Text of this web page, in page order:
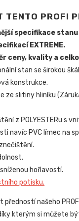
TENTO PROFI
specifikace
EXTREME.
ceny, kvality a
stan se širokou
konstrukce.
ze slitiny hliníku
z POLYESTERu s
navíc PVC límec na
hořlavostí.
potisku.
předností našeho
kterým si můžete